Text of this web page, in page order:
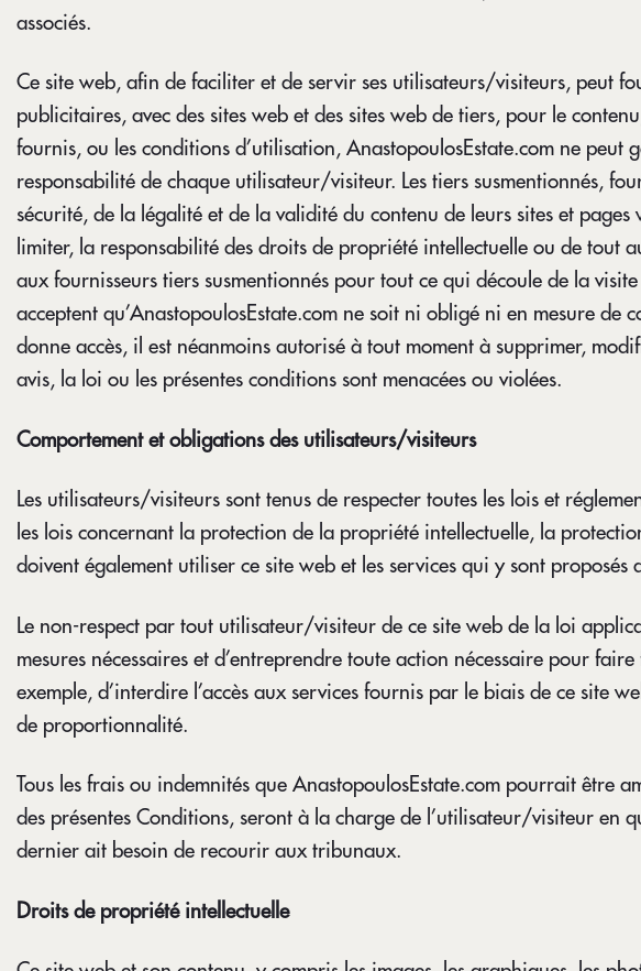
associés.
Ce site web, afin de faciliter et de servir ses utilisateurs/visiteurs, peut
publicitaires, avec des sites web et des sites web de tiers, pour le
fournis, ou les conditions d’utilisation, AnastopoulosEstate.com ne peut
responsabilité de chaque utilisateur/visiteur. Les tiers susmentionnés,
sécurité, de la légalité et de la validité du contenu de leurs sites et
limiter, la responsabilité des droits de propriété intellectuelle ou de tout
aux fournisseurs tiers susmentionnés pour tout ce qui découle de la
acceptent qu’AnastopoulosEstate.com ne soit ni obligé ni en mesure de
donne accès, il est néanmoins autorisé à tout moment à supprimer,
avis, la loi ou les présentes conditions sont menacées ou violées.
Comportement et obligations des utilisateurs/visiteurs
Les utilisateurs/visiteurs sont tenus de respecter toutes les lois et
les lois concernant la protection de la propriété intellectuelle, la
doivent également utiliser ce site web et les services qui y sont
Le non-respect par tout utilisateur/visiteur de ce site web de la loi
mesures nécessaires et d’entreprendre toute action nécessaire pour
exemple, d’interdire l’accès aux services fournis par le biais de ce site
de proportionnalité.
Tous les frais ou indemnités que AnastopoulosEstate.com pourrait
des présentes Conditions, seront à la charge de l’utilisateur/visiteur en
dernier ait besoin de recourir aux tribunaux.
Droits de propriété intellectuelle